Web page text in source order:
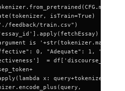
isTrain=True)
feedback/train.csv")
is
0, "Adequate": 1,
=
x: